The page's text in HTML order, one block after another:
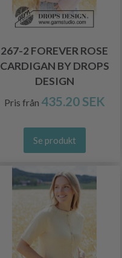
267-2 FOREVER ROSE
CARDIGAN BY DROPS
DESIGN
Pris från 435.20 SEK
Se produkt